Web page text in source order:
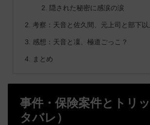
隠された秘密に感涙の涙
考察：天音と佐久間、元上司と部下以
感想：天音と凜、極道ごっこ？
まとめ
事件・保険案件とトリ
タバレ）